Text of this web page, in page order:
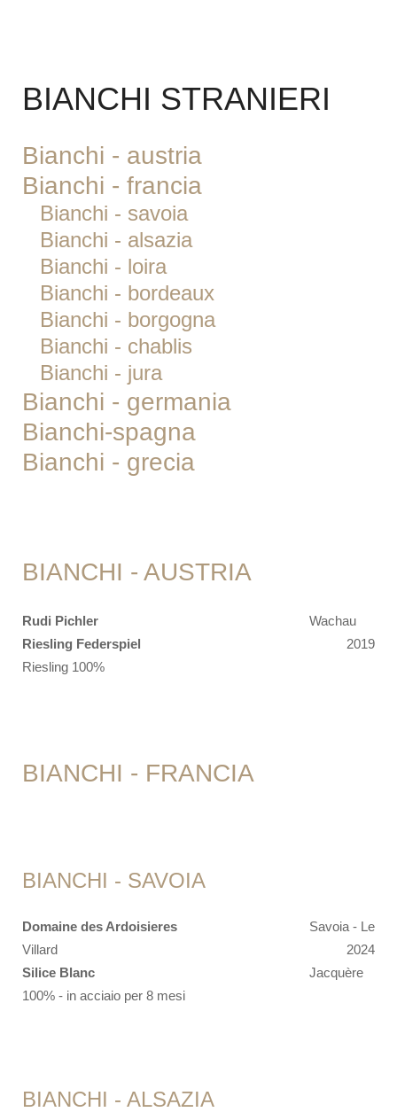
BIANCHI STRANIERI
Bianchi - austria
Bianchi - francia
Bianchi - savoia
Bianchi - alsazia
Bianchi - loira
Bianchi - bordeaux
Bianchi - borgogna
Bianchi - chablis
Bianchi - jura
Bianchi - germania
Bianchi-spagna
Bianchi - grecia
BIANCHI - AUSTRIA
Rudi Pichler
Wachau
2019
Riesling Federspiel
Riesling 100%
BIANCHI - FRANCIA
BIANCHI - SAVOIA
Domaine des Ardoisieres
Savoia - Le
Villard
2024
Silice Blanc
Jacquère
100% - in acciaio per 8 mesi
BIANCHI - ALSAZIA